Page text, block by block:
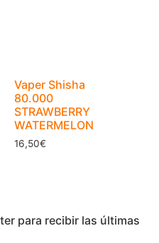
Vaper Shisha
80.000
STRAWBERRY
WATERMELON
16,50€
para recibir las últimas